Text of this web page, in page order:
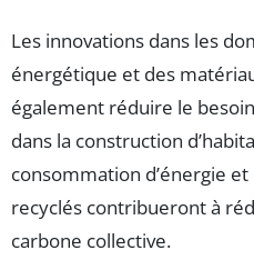
Les innovations dans les
énergétique et des
également réduire le
dans la construction
consommation d’énergie
recyclés contribueront à
carbone collective.